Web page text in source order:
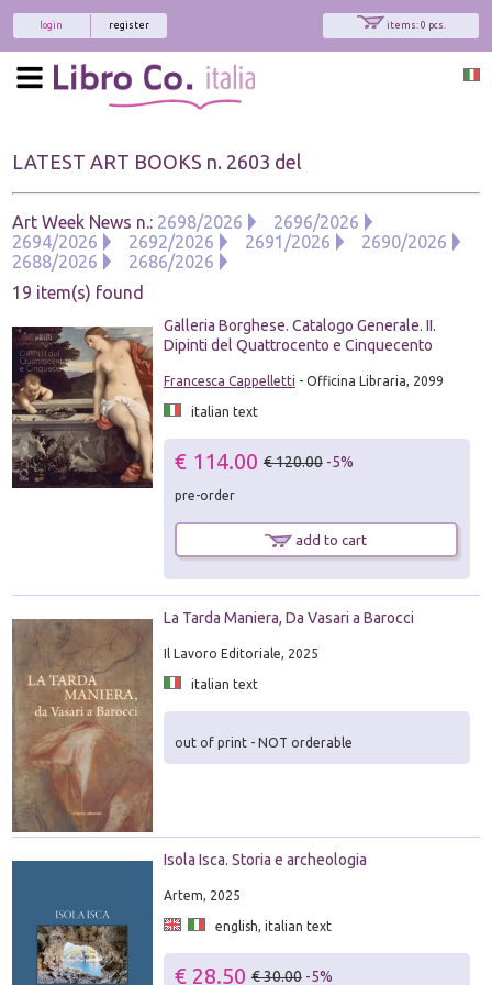
items: 0 pcs.
register
login
LATEST ART BOOKS n. 2603 del
Art Week News n.: 2698/2026
2696/2026
2694/2026
2692/2026 2691/2026
2690/2026
2688/2026
2686/2026
19 item(s) found
Galleria Borghese. Catalogo Generale. II.
Dipinti del Quattrocento e Cinquecento
Francesca Cappelletti - Officina Libraria, 2099
italian text
€ 114.00 € 120.00 -5%
pre-order
add to cart
La Tarda Maniera, Da Vasari a Barocci
Il Lavoro Editoriale, 2025
italian text
out of print - NOT orderable
Isola Isca. Storia e archeologia
Artem, 2025
english, italian text
€ 28.50 € 30.00 -5%